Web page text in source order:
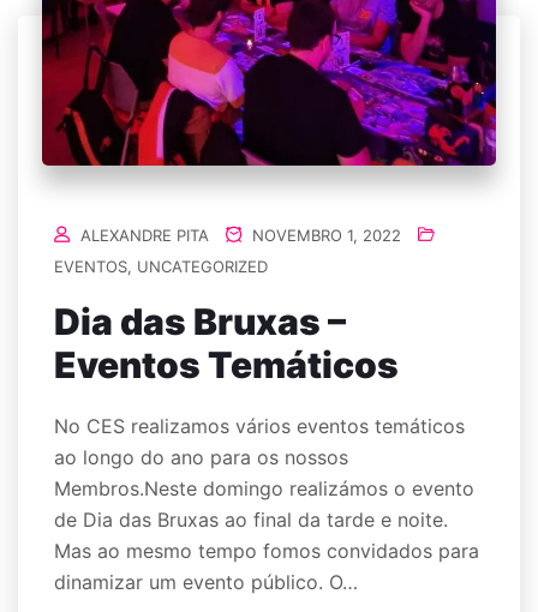
ALEXANDRE PITA
NOVEMBRO 1, 2022
EVENTOS, UNCATEGORIZED
Dia das Bruxas –
Eventos Temáticos
No CES realizamos vários eventos temáticos
ao longo do ano para os nossos
Membros.Neste domingo realizámos o evento
de Dia das Bruxas ao final da tarde e noite.
Mas ao mesmo tempo fomos convidados para
dinamizar um evento público. O…